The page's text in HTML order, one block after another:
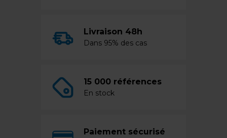
Livraison 48h
Dans 95% des cas
15 000 références
En stock
Paiement sécurisé